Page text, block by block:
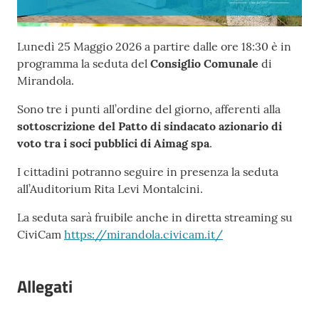
Contenuto
Lunedì 25 Maggio 2026 a partire dalle ore 18:30 è in
programma la seduta del Consiglio Comunale di
Mirandola.
Sono tre i punti all’ordine del giorno, afferenti alla
sottoscrizione del Patto di sindacato azionario di
voto tra i soci pubblici di Aimag spa.
I cittadini potranno seguire in presenza la seduta
all’Auditorium Rita Levi Montalcini.
La seduta sarà fruibile anche in diretta streaming su
CiviCam https://mirandola.civicam.it/
Allegati